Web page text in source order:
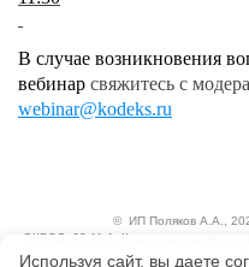
В случае возникновения
вебинар свяжитесь с
webinar@kodeks.ru
© ИП Поляков А.А.
,
ОКВЭД: 63.11.1, Коды видов
Используя сайт, вы даете